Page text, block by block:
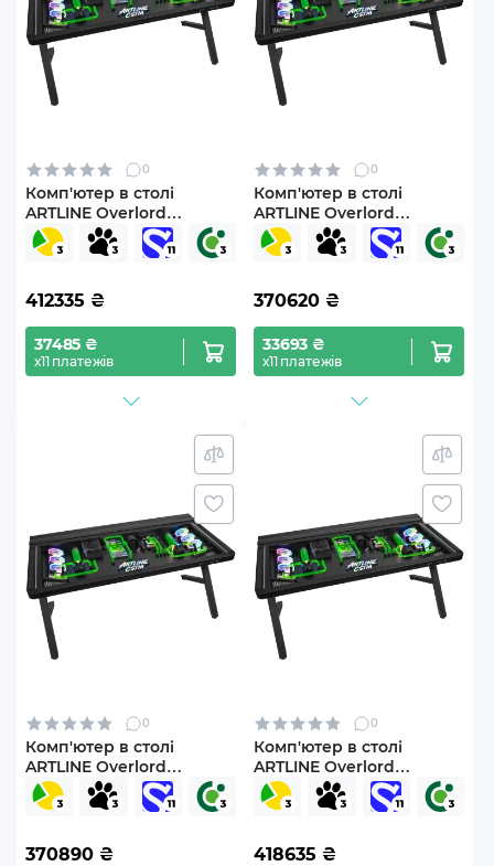
0
Комп'ютер в столі
ARTLINE Overlord
DESKPro Windows 11 Pro
(DESKProv06Win)
412335 ₴
37485 ₴
х11 платежів
0
Комп'ютер в столі
ARTLINE Overlord
DESKPro Windows 11 Pro
(DESKProv09Win)
370620 ₴
33693 ₴
х11 платежів
0
Комп'ютер в столі
ARTLINE Overlord
DESKPro Windows 11 Pro
(DESKProv18Win)
370890 ₴
0
Комп'ютер в столі
ARTLINE Overlord
DESKPro Windows 11 Pro
(DESKProv19Win)
418635 ₴